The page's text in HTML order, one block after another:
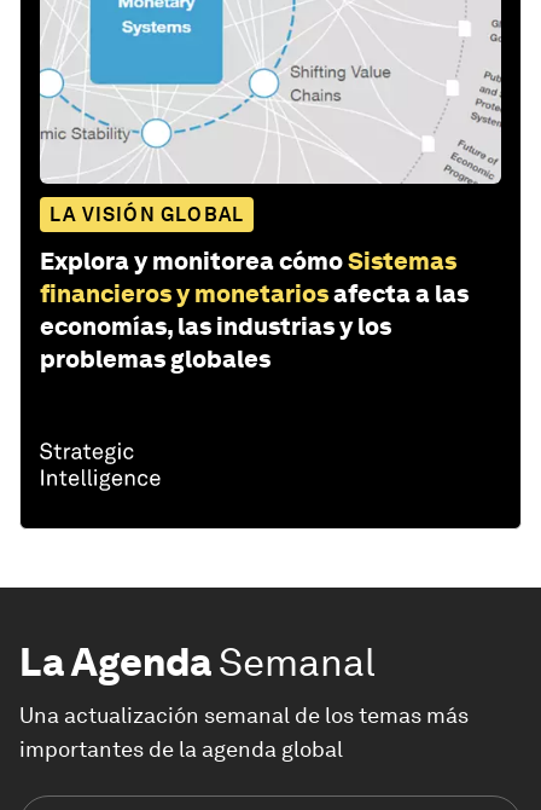
LA VISIÓN GLOBAL
Explora y monitorea cómoSistemas
financieros y monetariosafecta a las
economías, las industrias y los
problemas globales
La AgendaSemanal
Una actualización semanal de los temas más
importantes de la agenda global